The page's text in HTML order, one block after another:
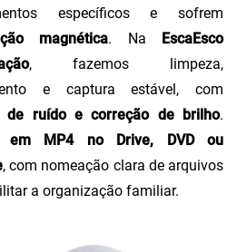
específicos e sofrem
magnética. Na EscaEsco
, fazemos limpeza,
e captura estável, com
de ruído e correção de brilho.
em MP4 no Drive, DVD ou
, com nomeação clara de arquivos
a organização familiar.